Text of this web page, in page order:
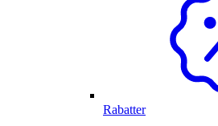
Rabatter